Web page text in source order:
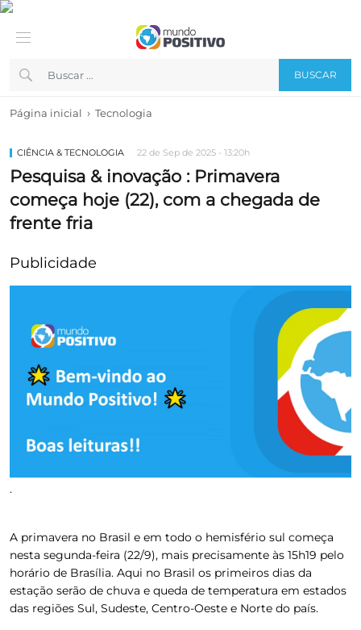
BUSCAR
Página inicial › Tecnologia
CIÊNCIA & TECNOLOGIA 22 de Sep de 2025 - 13:20h
Pesquisa & inovação : Primavera
começa hoje (22), com a chegada de
frente fria
Publicidade
.
A primavera no Brasil e em todo o hemisfério sul começa
nesta segunda-feira (22/9), mais precisamente às 15h19 pelo
horário de Brasília. Aqui no Brasil os primeiros dias da
estação serão de chuva e queda de temperatura em estados
das regiões Sul, Sudeste, Centro-Oeste e Norte do país.